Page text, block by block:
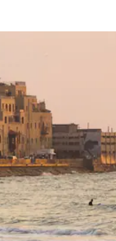
parcourir ou en appuyant et en